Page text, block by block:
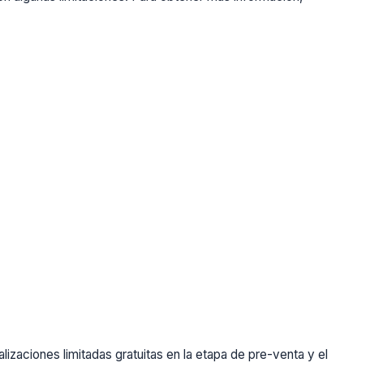
limitadas gratuitas en la etapa de pre-venta y el